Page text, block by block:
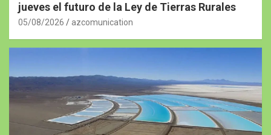
jueves el futuro de la Ley de Tierras Rurales
05/08/2026 azcomunication